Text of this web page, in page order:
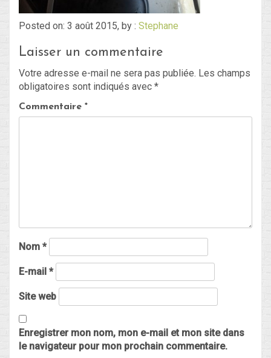
Posted on: 3 août 2015, by : Stephane
Laisser un commentaire
Votre adresse e-mail ne sera pas publiée. Les champs
obligatoires sont indiqués avec *
Commentaire *
Nom *
E-mail *
Site web
Enregistrer mon nom, mon e-mail et mon site dans
le navigateur pour mon prochain commentaire.